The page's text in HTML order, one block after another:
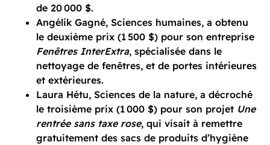
de 20 000 $.
Angélik Gagné, Sciences humaines, a obtenu
le deuxième prix (1 500 $) pour son entreprise
Fenêtres InterExtra, spécialisée dans le
nettoyage de fenêtres, et de portes intérieures
et extérieures.
Laura Hétu, Sciences de la nature, a décroché
le troisième prix (1 000 $) pour son projet Une
rentrée sans taxe rose, qui visait à remettre
gratuitement des sacs de produits d’hygiène